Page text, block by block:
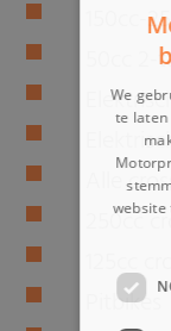
150cc-
50cc
Alle
250cc
125cc
Pitbikes
We
te
website